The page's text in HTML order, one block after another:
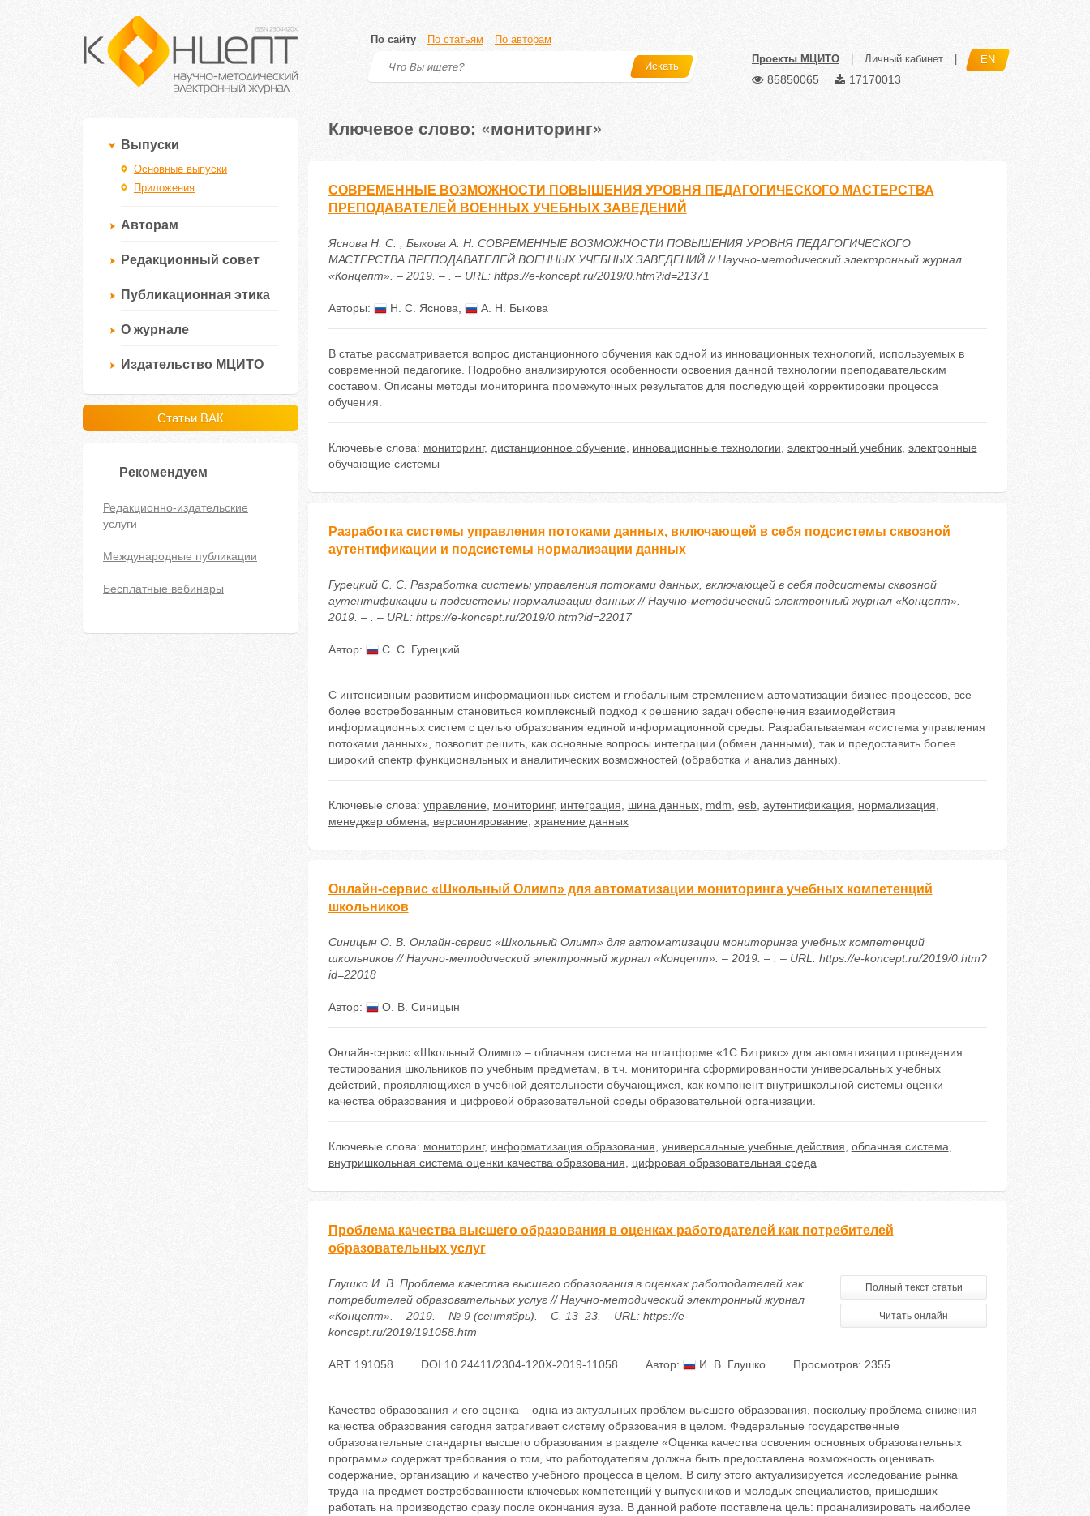
По сайту По статьям По авторам
Искать
Проекты МЦИТО Личный кабинет EN
85850065 17170013
Выпуски
Основные выпуски
Приложения
Авторам
Редакционный совет
Публикационная этика
О журнале
Издательство МЦИТО
Статьи ВАК
Рекомендуем
Редакционно-издательские
услуги
Международные публикации
Бесплатные вебинары
Ключевое слово: «мониторинг»
СОВРЕМЕННЫЕ ВОЗМОЖНОСТИ ПОВЫШЕНИЯ УРОВНЯ ПЕДАГОГИЧЕСКОГО МАСТЕРСТВА
ПРЕПОДАВАТЕЛЕЙ ВОЕННЫХ УЧЕБНЫХ ЗАВЕДЕНИЙ
Яснова Н. С. , Быкова А. Н. СОВРЕМЕННЫЕ ВОЗМОЖНОСТИ ПОВЫШЕНИЯ УРОВНЯ ПЕДАГОГИЧЕСКОГО
МАСТЕРСТВА ПРЕПОДАВАТЕЛЕЙ ВОЕННЫХ УЧЕБНЫХ ЗАВЕДЕНИЙ // Научно-методический электронный журнал
«Концепт». – 2019. – . – URL: https://e-koncept.ru/2019/0.htm?id=21371
Авторы: Н. С. Яснова А. Н. Быкова
В статье рассматривается вопрос дистанционного обучения как одной из инновационных технологий, используемых в
современной педагогике. Подробно анализируются особенности освоения данной технологии преподавательским
составом. Описаны методы мониторинга промежуточных результатов для последующей корректировки процесса
обучения.
Ключевые слова: мониторинг, дистанционное обучение инновационные технологии электронный учебник, электронные
обучающие системы
Разработка системы управления потоками данных, включающей в себя подсистемы сквозной
аутентификации и подсистемы нормализации данных
Гурецкий С. С. Разработка системы управления потоками данных, включающей в себя подсистемы сквозной
аутентификации и подсистемы нормализации данных // Научно-методический электронный журнал «Концепт». –
2019. – . – URL: https://e-koncept.ru/2019/0.htm?id=22017
Автор: С. С. Гурецкий
С интенсивным развитием информационных систем и глобальным стремлением автоматизации бизнес-процессов, все
более востребованным становиться комплексный подход к решению задач обеспечения взаимодействия
информационных систем с целью образования единой информационной среды. Разрабатываемая «система управления
потоками данных», позволит решить, как основные вопросы интеграции (обмен данными), так и предоставить более
широкий спектр функциональных и аналитических возможностей (обработка и анализ данных).
Ключевые слова: управление мониторинг, интеграция шина данных, mdm esb, аутентификация нормализация
менеджер обмена
версионирование хранение данных
Онлайн-сервис «Школьный Олимп» для автоматизации мониторинга учебных компетенций
школьников
Синицын О. В. Онлайн-сервис «Школьный Олимп» для автоматизации мониторинга учебных компетенций
школьников // Научно-методический электронный журнал «Концепт». – 2019. – . – URL: https://e-koncept.ru/2019/0.htm?
id=22018
Автор: О. В. Синицын
Онлайн-сервис «Школьный Олимп» – облачная система на платформе «1С:Битрикс» для автоматизации проведения
тестирования школьников по учебным предметам, в т.ч. мониторинга сформированности универсальных учебных
действий, проявляющихся в учебной деятельности обучающихся, как компонент внутришкольной системы оценки
качества образования и цифровой образовательной среды образовательной организации.
Ключевые слова: мониторинг, информатизация образования универсальные учебные действия облачная система
внутришкольная система оценки качества образования
цифровая образовательная среда
Проблема качества высшего образования в оценках работодателей как потребителей
образовательных услуг
Глушко И. В. Проблема качества высшего образования в оценках работодателей как
потребителей образовательных услуг // Научно-методический электронный журнал
«Концепт». – 2019. – № 9 (сентябрь). – С. 13–23. – URL: https://e-
koncept.ru/2019/191058.htm
Полный текст статьи
Читать онлайн
ART 191058 DOI 10.24411/2304-120X-2019-11058 Автор: И. В. Глушко Просмотров: 2355
Качество образования и его оценка – одна из актуальных проблем высшего образования, поскольку проблема снижения
качества образования сегодня затрагивает систему образования в целом. Федеральные государственные
образовательные стандарты высшего образования в разделе «Оценка качества освоения основных образовательных
программ» содержат требования о том, что работодателям должна быть предоставлена возможность оценивать
содержание, организацию и качество учебного процесса в целом. В силу этого актуализируется исследование рынка
труда на предмет востребованности ключевых компетенций у выпускников и молодых специалистов, пришедших
работать на производство сразу после окончания вуза. В данной работе поставлена цель: проанализировать наиболее